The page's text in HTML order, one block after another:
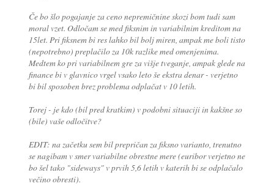
Če bo šlo pogajanje za ceno nepremičnine skozi bom tudi sam
moral vzet. Odločam se med fiksnim in variabilnim kreditom na
15let. Pri fiksnem bi res lahko bil bolj miren, ampak me boli tisto
(nepotrebno) preplačilo za 10k razlike med omenjenima.
Medtem ko pri variabilnem gre za višje tveganje, ampak glede na
finance bi v glavnico vrgel vsako leto še ekstra denar - verjetno
bi bil sposoben brez problema odplačat v 10 letih.
Torej - je kdo (bil pred kratkim) v podobni situaciji in kakšne so
(bile) vaše odločitve?
EDIT: na začetku sem bil prepričan za fiksno varianto, trenutno
se nagibam v smer variabilne obrestne mere (euribor verjetno ne
bo šel tako "sideways" v prvih 5,6 letih v katerih bi se odplačalo
večino obresti).